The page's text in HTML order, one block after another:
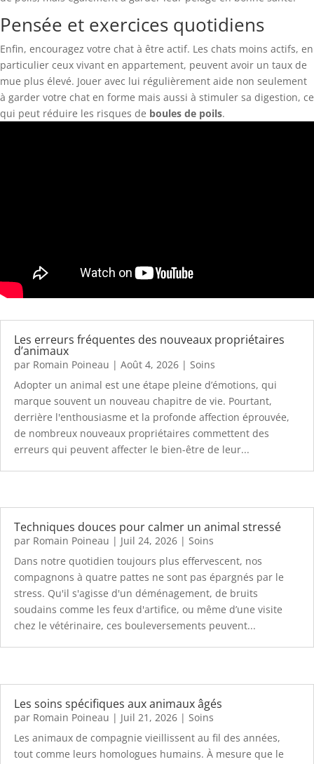
Pensée et exercices quotidiens
Enfin, encouragez votre chat à être actif. Les chats moins actifs, en
particulier ceux vivant en appartement, peuvent avoir un taux de
mue plus élevé. Jouer avec lui régulièrement aide non seulement
à garder votre chat en forme mais aussi à stimuler sa digestion, ce
qui peut réduire les risques de boules de poils.
Les erreurs fréquentes des nouveaux propriétaires
d’animaux
par Romain Poineau | Août 4, 2026 | Soins
Adopter un animal est une étape pleine d’émotions, qui
marque souvent un nouveau chapitre de vie. Pourtant,
derrière l'enthousiasme et la profonde affection éprouvée,
de nombreux nouveaux propriétaires commettent des
erreurs qui peuvent affecter le bien-être de leur...
Techniques douces pour calmer un animal stressé
par Romain Poineau | Juil 24, 2026 | Soins
Dans notre quotidien toujours plus effervescent, nos
compagnons à quatre pattes ne sont pas épargnés par le
stress. Qu'il s'agisse d'un déménagement, de bruits
soudains comme les feux d'artifice, ou même d’une visite
chez le vétérinaire, ces bouleversements peuvent...
Les soins spécifiques aux animaux âgés
par Romain Poineau | Juil 21, 2026 | Soins
Les animaux de compagnie vieillissent au fil des années,
tout comme leurs homologues humains. À mesure que le